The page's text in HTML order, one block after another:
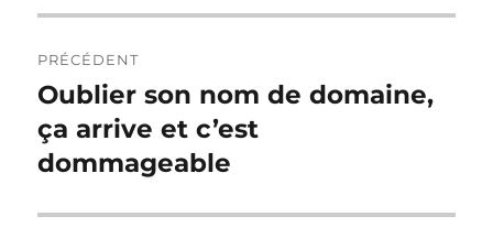
de
l’article
PRÉCÉDENT
Publication
précédente :
Oublier son nom de domaine,
ça arrive et c’est
dommageable